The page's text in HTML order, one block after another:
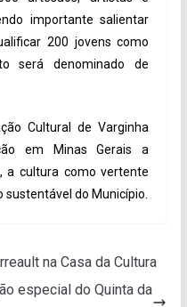
importante salientar
200 jovens como
será denominado de
Cultural de Varginha
em Minas Gerais a
a cultura como vertente
sustentável do Município.
na Casa da Cultura
especial do Quinta da